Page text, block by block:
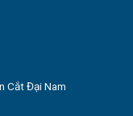
Cắt Đại Nam